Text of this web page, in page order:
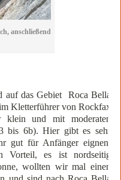
anschließend
auf das Gebiet Roca Bella
Kletterführer von Rockfax
und mit moderaten
bis 6b). Hier gibt es sehr
gut für Anfänger eignen.
Vorteil, es ist nordseitig
wollten wir mal einen